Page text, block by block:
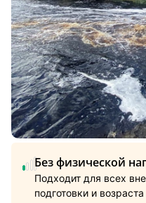
Без физической
Подходит для всех
подготовки и возраста